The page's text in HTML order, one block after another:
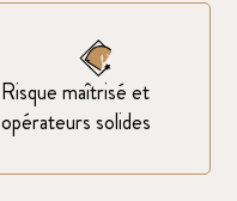
Risque maîtrisé et
opérateurs solides